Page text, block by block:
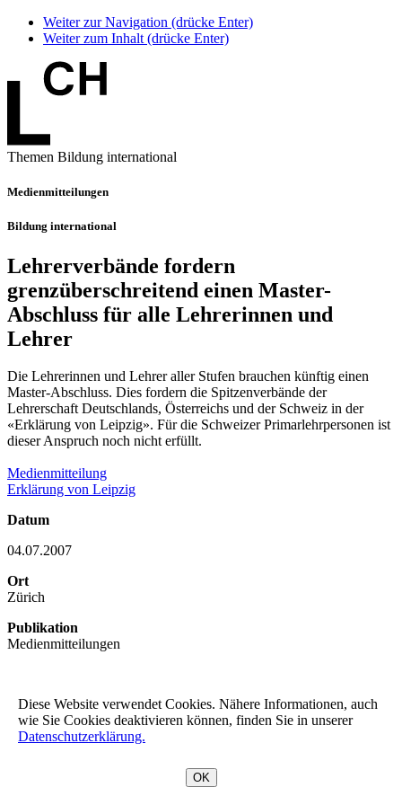
Weiter zur Navigation (drücke Enter)
Weiter zum Inhalt (drücke Enter)
Themen Bildung international
Medienmitteilungen
Bildung international
Lehrerverbände fordern
grenzüberschreitend einen Master-
Abschluss für alle Lehrerinnen und
Lehrer
Die Lehrerinnen und Lehrer aller Stufen brauchen künftig einen
Master-Abschluss. Dies fordern die Spitzenverbände der
Lehrerschaft Deutschlands, Österreichs und der Schweiz in der
«Erklärung von Leipzig». Für die Schweizer Primarlehrpersonen ist
dieser Anspruch noch nicht erfüllt.
Medienmitteilung
Erklärung von Leipzig
Datum
04.07.2007
Ort
Zürich
Publikation
Medienmitteilungen
Bildung international
teilen
Diese Website verwendet Cookies. Nähere Informationen, auch
wie Sie Cookies deaktivieren können, finden Sie in unserer
Datenschutzerklärung.
OK